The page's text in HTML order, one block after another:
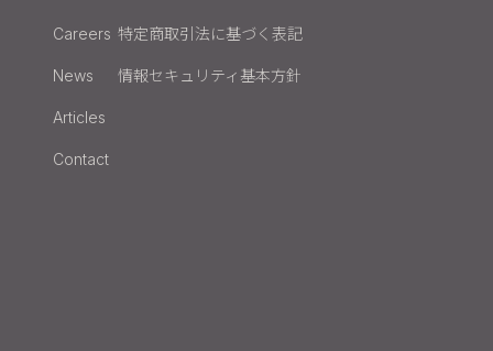
Careers
News
Articles
Contact
特定商取引法に基づく表記
情報セキュリティ基本方針